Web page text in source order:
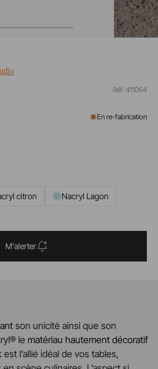
Réf. 411064
citron
Nacryl Lagon
En re-fabrication
M'alerter
son unicité ainsi que son
le matériau hautement décoratif
l’allié idéal de vos tables,